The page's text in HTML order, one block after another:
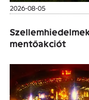
2026-08-05
mentőakciót